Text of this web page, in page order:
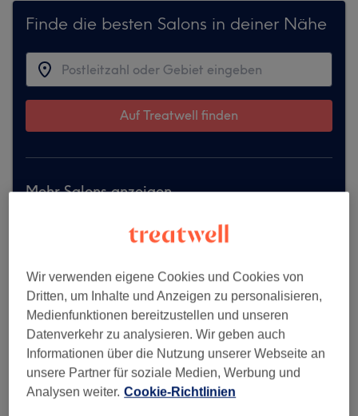
Finde die besten Salons in deiner Nähe
Auf Treatwell finden
Mehr Salons anzeigen
Wir verwenden eigene Cookies und Cookies von
Dritten, um Inhalte und Anzeigen zu personalisieren,
Medienfunktionen bereitzustellen und unseren
Datenverkehr zu analysieren. Wir geben auch
Informationen über die Nutzung unserer Webseite an
unsere Partner für soziale Medien, Werbung und
Analysen weiter. Cookie-Richtlinien